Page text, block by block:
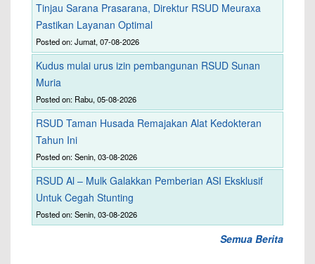
Tinjau Sarana Prasarana, Direktur RSUD Meuraxa
Pastikan Layanan Optimal
Posted on: Jumat, 07-08-2026
Kudus mulai urus izin pembangunan RSUD Sunan
Muria
Posted on: Rabu, 05-08-2026
RSUD Taman Husada Remajakan Alat Kedokteran
Tahun Ini
Posted on: Senin, 03-08-2026
RSUD Al – Mulk Galakkan Pemberian ASI Eksklusif
Untuk Cegah Stunting
Posted on: Senin, 03-08-2026
Semua Berita